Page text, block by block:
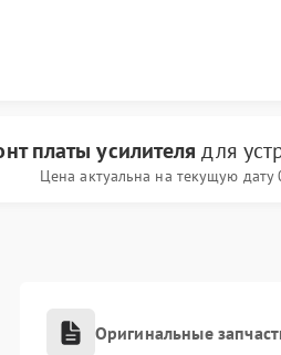
платы усилителя для
Цена актуальна на текущую дату
Оригинальные